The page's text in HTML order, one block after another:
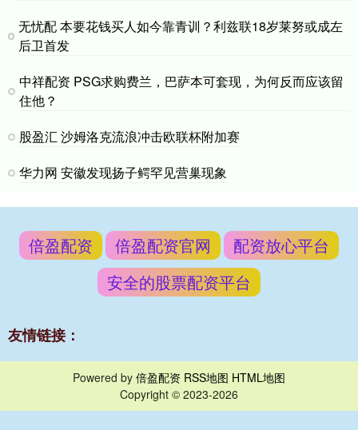
无忧配 本要花钱买人如今靠青训？利兹联18岁莱努或成左
后卫首发
中祥配资 PSG求购费兰，巴萨本可套现，为何反而应该留
住他？
股盈汇 沙姆洛克流浪冲击欧联杯附加赛
华力网 安徽发现扬子鳄罕见营巢现象
倍盈配资 倍盈配资官网
配资放心平台
安全的股票配资平台
友情链接：
Powered by 倍盈配资 RSS地图 HTML地图
Copyright © 2023-2026